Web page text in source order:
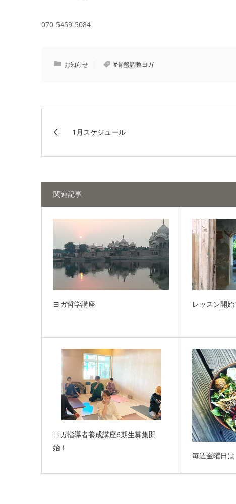
070-5459-5084
お知らせ #骨盤調整ヨガ
1月スケジュール
関連記事
ヨガ哲学講座 レッスン開
ヨガ指導者養成講座6期生募集開
始！
毎週金曜日